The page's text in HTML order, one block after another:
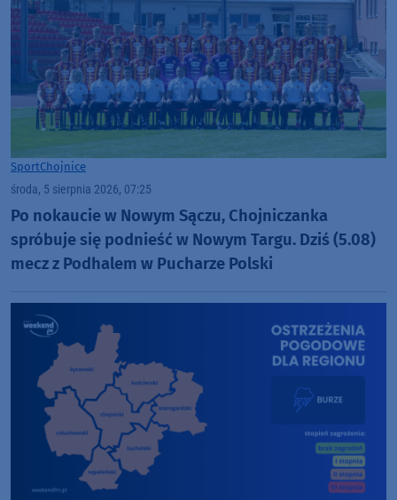
SportChojnice
środa, 5 sierpnia 2026, 07:25
Po nokaucie w Nowym Sączu, Chojniczanka
spróbuje się podnieść w Nowym Targu. Dziś (5.08)
mecz z Podhalem w Pucharze Polski